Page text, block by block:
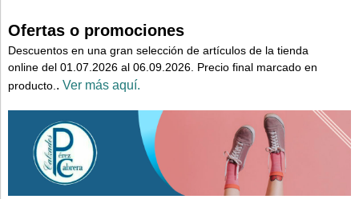
Ofertas o promociones
Descuentos en una gran selección de artículos de la tienda
online del 01.07.2026 al 06.09.2026. Precio final marcado en
producto. . Ver más aquí.